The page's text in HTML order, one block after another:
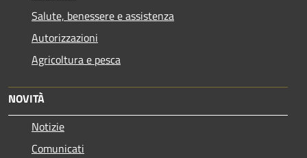
Salute, benessere e assistenza
Autorizzazioni
Agricoltura e pesca
NOVITÀ
Notizie
Comunicati